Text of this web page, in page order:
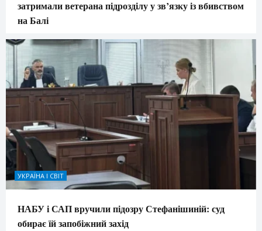
затримали ветерана підрозділу у зв’язку із вбивством
на Балі
УКРАЇНА І СВІТ
НАБУ і САП вручили підозру Стефанішиній: суд
обирає їй запобіжний захід